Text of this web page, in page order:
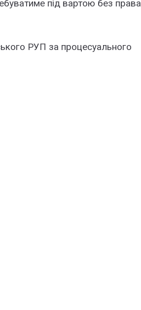
під вартою без права
РУП за процесуального